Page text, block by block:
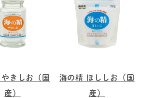
きしお（国
産）
海の精 ほししお（国
産）